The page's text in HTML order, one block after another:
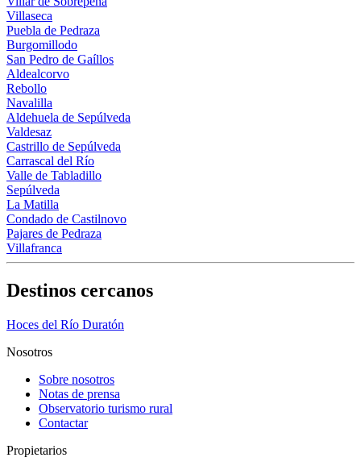
Villaseca
Puebla de Pedraza
Burgomillodo
San Pedro de Gaíllos
Aldealcorvo
Rebollo
Navalilla
Aldehuela de Sepúlveda
Valdesaz
Castrillo de Sepúlveda
Carrascal del Río
Valle de Tabladillo
Sepúlveda
La Matilla
Condado de Castilnovo
Pajares de Pedraza
Villafranca
Destinos cercanos
Hoces del Río Duratón
Nosotros
Sobre nosotros
Notas de prensa
Observatorio turismo rural
Contactar
Propietarios